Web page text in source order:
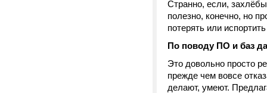
Странно, если,
полезно, конечно, но
потерять или
По поводу ПО и баз
Это довольно просто
прежде чем вовсе
делают, умеют.